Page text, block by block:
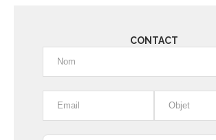
CONTACT